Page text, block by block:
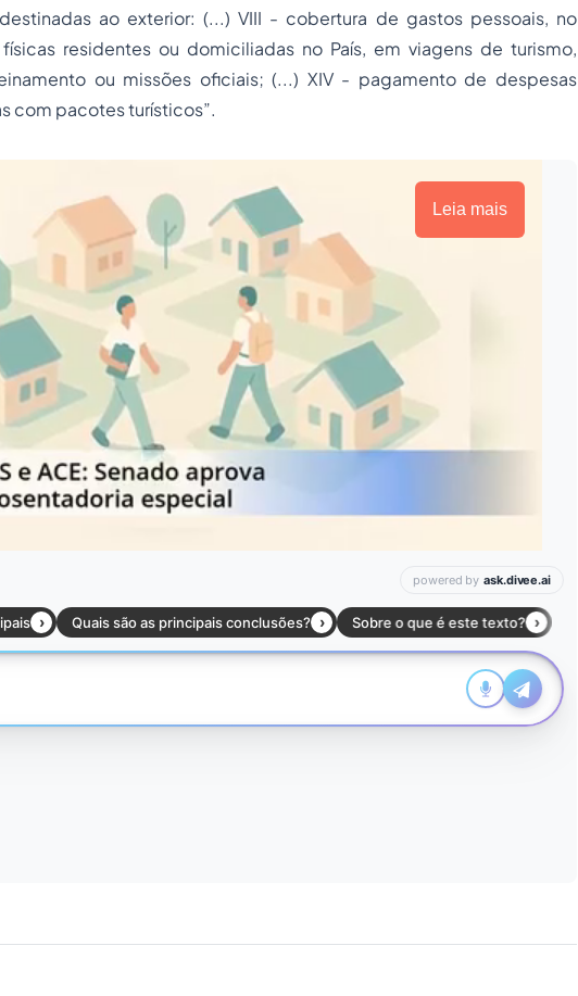
ao exterior: (...) VIII - cobertura de gastos pessoais, no
residentes ou domiciliadas no País, em viagens de turismo,
ou missões oficiais; (...) XIV - pagamento de despesas
com pacotes turísticos”.
Leia mais